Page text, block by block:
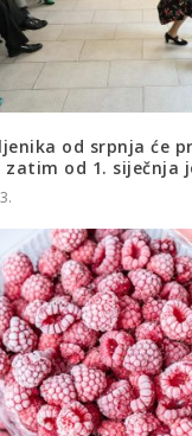
od srpnja će
od 1. siječnja